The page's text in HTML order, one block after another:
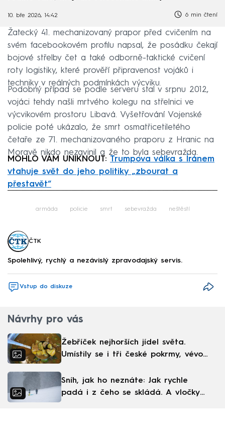
10. bře 2026, 14:42 6 min čtení
Žatecký 41. mechanizovaný prapor před cvičením na
svém facebookovém profilu napsal, že posádku čekají
bojové střelby čet a také odborně-taktické cvičení
roty logistiky, které prověří připravenost vojáků i
techniky v reálných podmínkách výcviku.
Podobný případ se podle serveru stal v srpnu 2012,
vojáci tehdy našli mrtvého kolegu na střelnici ve
výcvikovém prostoru Libavá. Vyšetřování Vojenské
policie poté ukázalo, že smrt osmatřicetiletého
četaře ze 71. mechanizovaného praporu z Hranic na
Moravě nikdo nezavinil a že to byla sebevražda.
MOHLO VÁM UNIKNOUT: Trumpova válka s Íránem
vtahuje svět do jeho politiky „zbourat a
přestavět“
armáda policie smrt sebevražda neštěstí
ČTK
Spolehlivý, rychlý a nezávislý zpravodajský servis.
Vstup do diskuze
Návrhy pro vás
Žebříček nejhorších jídel světa.
Umístily se i tři české pokrmy, vévodí
Sníh, jak ho neznáte: Jak rychle
padá i z čeho se skládá. A vločky